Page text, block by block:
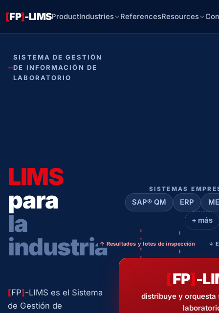
[FP]-LIMSProductIndustries ReferencesResources
SISTEMA DE GESTIÓN
DE INFORMACIÓN DE
LABORATORIO
LIMS
para
la
industria
[FP] -LIMS es el Sistema
de Gestión de
SISTEMAS
SAP® QM ERP
+ más
↑ Resultados y lotes de inspección ↓
[FP]-
distribuye y orquesta